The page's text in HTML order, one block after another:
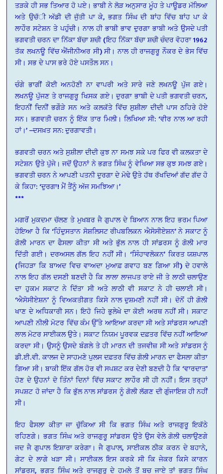
ਤੜਕੇ ਹੀ ਸਭ ਤਿਆਰ ਹੋ ਪਏ। ਭਾਬੀ ਨੇ ਲੋੜ ਅਨੁਸਾਰ ਮੂੰਹ ਤੇ ਪਾਊਡਰ ਮੱਲਿਆ
ਅਤੇ ਉਚੱੀ ਅੱਡੀ ਦੀ ਜੁੱਤੀ ਪਾ ਕੇ, ਭਗਤ ਸਿੰਘ ਦੀ ਬਾਂਹ ਵਿੱਚ ਬਾਂਹ ਪਾ ਕੇ
ਲਾਹੌਰ ਸਟੇਸ਼ਨ ਤੇ ਪਹੁੰਚੀ। ਨਾਲ ਹੀ ਭਾਬੀ ਭਾਵ ਦੁਰਗਾ ਭਾਬੀ ਅਤੇ ਉਸਦੇ ਪਤੀ
ਭਗਵਤੀ ਚਰਨ ਦਾ ਨਿੱਕਾ ਬੱਚਾ ਸ਼ਚੀ (ਇਹ ਨਿੱਕਾ ਬੱਚਾ ਸ਼ਚੀ ਚੰਦਰ ਵੋਹਰਾ 1962
ਤੱਕ ਲਖਨਊ ਵਿੱਚ ਐਂਜੀਨੀਅਰ ਸੀ) ਸੀ। ਨਾਲ ਹੀ ਰਾਜਗੁਰੂ ਨੌਕਰ ਦੇ ਭੇਸ ਵਿੱਚ
ਸੀ। ਸਭ ਦੇ ਪਾਸ ਭਰੇ ਹੋਏ ਪਸਤੌਲ ਸਨ।
ਚੰਗੇ ਭਾਗੀਂ ਕੋਈ ਅਨਹੋਣੀ ਨਾ ਵਾਪਰੀ ਅਤੇ ਸਾਰੇ ਜਣੇ ਲਖਨਊ ਪੁੱਜ ਗਏ।
ਲਖਨਊ ਪੁੱਜਣ ਤੇ ਰਾਜਗੁਰੂ ਖਿਸਕ ਗਏ। ਦੁਰਗਾ ਭਾਬੀ ਦੇ ਪਤੀ ਭਗਵਤੀ ਚਰਨ,
ਇਹਨੀਂ ਦਿਨੀਂ ਭਗੌੜੇ ਸਨ ਅਤੇ ਕਲਕੱਤੇ ਵਿੱਚ ਸੁਸ਼ੀਲਾ ਦੀਦੀ ਪਾਸ ਠਹਿਰੇ ਹੋਏ
ਸਨ। ਭਗਵਤੀ ਚਰਨ ਨੂੰ ਇੱਕ ਤਾਰ ਮਿਲੀ। ਲਿਖਿਆ ਸੀ: ‘ਵੀਰ ਨਾਲ ਆ ਰਹੀ
ਹਾਂ।’ –ਦਸਖ਼ਤ ਸਨ: ਦੁਰਗਾਵਤੀ।
ਭਗਵਤੀ ਚਰਨ ਅਤੇ ਸੁਸ਼ੀਲਾ ਦੀਦੀ ਕੁਝ ਨਾ ਸਮਝ ਸਕੇ ਪਰ ਫਿਰ ਵੀ ਕਲਕਤਾ ਦੇ
ਸਟੇਸ਼ਨ ਉਤੇ ਪੁੱਜੇ। ਜਦੋਂ ਉਹਨਾਂ ਨੇ ਭਗਤ ਸਿੰਘ ਨੂੰ ਵੇਖਿਆ ਸਭ ਕੁਝ ਸਮਝ ਗਏ।
ਭਗਵਤੀ ਚਰਨ ਨੇ ਆਪਣੀ ਪਤਨੀ ਦੁਰਗਾ ਦੇ ਮੋਢੇ ਉਤੇ ਹੱਥ ਰੱਖਦਿਆਂ ਗੱਦ ਗੱਦ ਹੋ
ਕੇ ਕਿਹਾ: ‘ਦੁਰਗਾ! ਮੈਂ ਤੈਂਨੂੰ ਅੱਜ ਸਮਝਿਆ।’
***
ਮਗਰੋਂ ਮੁਕਦਮਾ ਚੱਲਣ ਤੇ ਮੁਖਬਰ ਜੈ ਗੁਪਾਲ ਦੇ ਬਿਆਨ ਨਾਲ ਇਹ ਭਰਮ ਪਿਆ
ਹੋਇਆ ਹੈ ਕਿ ‘ਹਿੰਦੁਸਤਾਨ ਸੋਸ਼ਲਿਸਟ ਰੀਪਬਲਿਕਨ ਐਸੋਸੀਏਸ਼ਨ’ ਨੇ ਸਕਾਟ ਨੂੰ
ਗੋਲੀ ਮਾਰਨ ਦਾ ਫੈਸਲਾ ਕੀਤਾ ਸੀ ਅਤੇ ਭੁੱਲ ਨਾਲ ਹੀ ਸਾਂਡਰਸ ਨੂੰ ਗੋਲੀ ਮਾਰ
ਦਿੱਤੀ ਗਈ। ਦਰਅਸਲ ਗੱਲ ਇਹ ਨਹੀਂ ਸੀ। ‘ਸਿੰਹਾਵਲੋਕਨ’ ਕਿਰਤ ਯਸ਼ਪਾਲ
(ਜਿਹੜਾ ਕਿ ਬਾਅਦ ਵਿਚ ਵਾਅਦਾ ਮੁਆਫ਼ ਗਵਾਹ ਬਣ ਗਿਆ ਸੀ) ਦੇ ਹਵਾਲੇ
ਨਾਲ ਇਹ ਗੱਲ ਦਸਣੀ ਬਣਦੀ ਹੈ ਕਿ ਲਾਲਾ ਲਾਜਪਤ ਰਾਏ ਜੀ ਤੇ ਲਾਠੀ ਚਲਾਉਣ
ਦਾ ਹੁਕਮ ਸਕਾਟ ਨੇ ਦਿੱਤਾ ਸੀ ਅਤੇ ਲਾਠੀ ਵੀ ਸਕਾਟ ਨੇ ਹੀ ਚਲਾਈ ਸੀ।
‘ਐਸੋਸੀਏਸ਼ਨ’ ਨੂੰ ਵਿਅਕਤੀਗਤ ਕਿਸੇ ਨਾਲ ਦੁਸ਼ਮਣੀ ਨਹੀਂ ਸੀ। ਦੋਨੋਂ ਹੀ ਗੋਲੀ
ਖਾਣ ਦੇ ਅਧਿਕਾਰੀ ਸਨ। ਇਹੋ ਜਿਹੇ ਭੁਲੇਖੇ ਦਾ ਕੋਈ ਅਰਥ ਨਹੀਂ ਸੀ। ਸਕਾਟ
ਆਪਣੀ ਨੀਲੀ ਮੋਟਰ ਵਿੱਚ ਕੰਮ ਉੱਤੇ ਆਇਆ ਕਰਦਾ ਸੀ ਅਤੇ ਸਾਂਡਰਸ ਆਪਣੀ
ਲਾਲ ਮੋਟਰ ਸਾਈਕਲ ਉਤੇ। ਸਕਾਟ ਨਿਯਮ ਪੂਰਵਕ ਦਫ਼ਤਰ ਵਿੱਚ ਨਹੀਂ ਆਇਆ
ਕਰਦਾ ਸੀ। ਉਸਨੂੰ ਉਸਦੇ ਬੰਗਲੇ ਤੇ ਹੀ ਮਾਰਨ ਦੀ ਤਜਵੀਜ਼ ਸੀ ਅਤੇ ਸਾਂਡਰਸ ਨੂੰ
ਡੀ.ਈ.ਵੀ. ਕਾਲਜ ਦੇ ਸਾਹਮਣੇ ਪੁਲਸ ਦਫ਼ਤਰ ਵਿੱਚ ਗੋਲੀ ਮਾਰਨ ਦਾ ਫੈਸਲਾ ਕੀਤਾ
ਗਿਆ ਸੀ। ਬਾਕੀ ਇੱਕ ਗੱਲ ਹੋਰ ਵੀ ਸਪਸ਼ਟ ਕਰ ਦੇਣੀ ਬਣਦੀ ਹੈ ਕਿ ‘ਵਾਰਦਾਤ’
ਹੋਣ ਦੇ ਉਹਨਾਂ ਦੋ ਤਿੰਨਾਂ ਦਿਨਾਂ ਵਿੱਚ ਸਕਾਟ ਲਾਹੌਰ ਸੀ ਹੀ ਨਹੀਂ। ਇਸ ਤਰ੍ਹਾਂ
ਸਪਸ਼ਟ ਹੋ ਜਾਂਦਾ ਹੈ ਕਿ ਭੁੱਲ ਨਾਲ ਸਾਂਡਰਸ ਨੂੰ ਗੋਲੀ ਲੱਗਣ ਦੀ ਗੁੰਜਾਇਸ਼ ਹੀ ਨਹੀਂ
ਸੀ।
ਇਹ ਫੈਸਲਾ ਕੀਤਾ ਜਾ ਚੁੱਕਿਆ ਸੀ ਕਿ ਭਗਤ ਸਿੰਘ ਅਤੇ ਰਾਜਗੁਰੂ ਇਕੱਠੇ
ਰਹਿਣਗੇ। ਭਗਤ ਸਿੰਘ ਅਤੇ ਰਾਜਗੁਰੂ ਸਾਂਡਰਸ ਉਤੇ ਉਸ ਵੇਲੇ ਗੋਲੀ ਚਲਾਉਣਗੇ
ਜਦ ਜੈ ਗੁਪਾਲ ਇਸ਼ਾਰਾ ਕਰੇਗਾ। ਜੈ ਗੁਪਾਲ, ਸਾਈਕਲ ਠੀਕ ਕਰਨ ਦੇ ਬਹਾਨੇ,
ਗੇਟ ਦੇ ਲਾਗੇ ਖੜਾ ਸੀ। ਸਾਈਕਲ ਇਸ ਕਰਕੇ ਸੀ ਕਿ ਜੇਕਰ ਕਿਸੇ ਕਾਰਨ
ਸਾਂਡਰਸ, ਭਗਤ ਸਿੰਘ ਅਤੇ ਰਾਜਗੁਰੂ ਦੇ ਹਮਲੇ ਤੋਂ ਬਚ ਜਾਏ ਤਾਂ ਭਗਤ ਸਿੰਘ